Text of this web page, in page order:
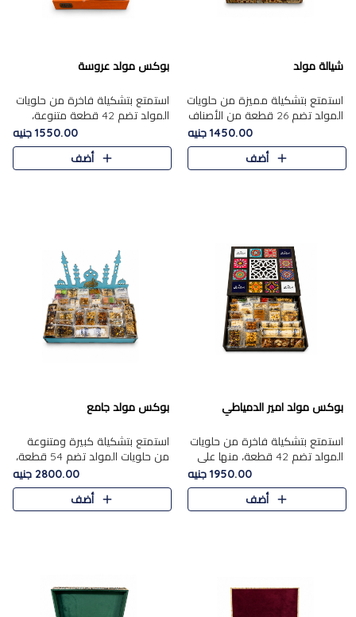
شيالة مولد
استمتع بتشكيلة مميزة من حلويات
المولد تضم 26 قطعة من الأصناف
الشرقية المتنوعة......1450.00 جنيه
أضف
بوكس مولد عروسة
استمتع بتشكيلة فاخرة من حلويات
المولد تضم 42 قطعة متنوعة،
1550.00 جنيه
أضف
بوكس مولد امير الدمياطي
استمتع بتشكيلة فاخرة من حلويات
المولد تضم 42 قطعة، منها علي
بابا بالمكسرات، الجزرية بالفول....
1950.00 جنيه
أضف
بوكس مولد جامع
استمتع بتشكيلة كبيرة ومتنوعة
من حلويات المولد تضم 54 قطعة،
منها الجزرية بالفول والبندق، علي
بابا بالمكسرات، الملبن.....
2800.00 جنيه
أضف